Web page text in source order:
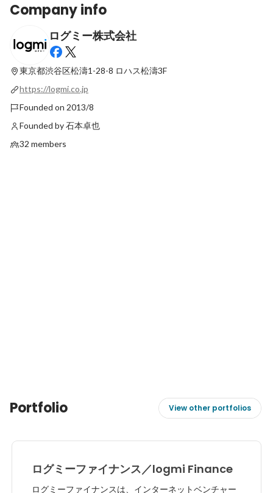
Company info
ログミー株式会社
東京都渋谷区松濤1-28-8 ロハス松濤3F
https://logmi.co.jp
Founded on 2013/8
Founded by 石本卓也
32 members
Portfolio View other portfolios
ログミーファイナンス／logmi Finance
ログミーファイナンスは、インターネットベンチャー